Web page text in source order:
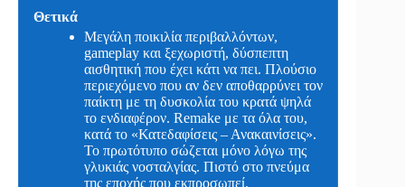
Θετικά
Μεγάλη ποικιλία περιβαλλόντων,
gameplay και ξεχωριστή, δύσπεπτη
αισθητική που έχει κάτι να πει. Πλούσιο
περιεχόμενο που αν δεν αποθαρρύνει τον
παίκτη με τη δυσκολία του κρατά ψηλά
το ενδιαφέρον. Remake με τα όλα του,
κατά το «Κατεδαφίσεις – Ανακαινίσεις».
To πρωτότυπο σώζεται μόνο λόγω της
γλυκιάς νοσταλγίας. Πιστό στο πνεύμα
της εποχής που εκπροσωπεί.